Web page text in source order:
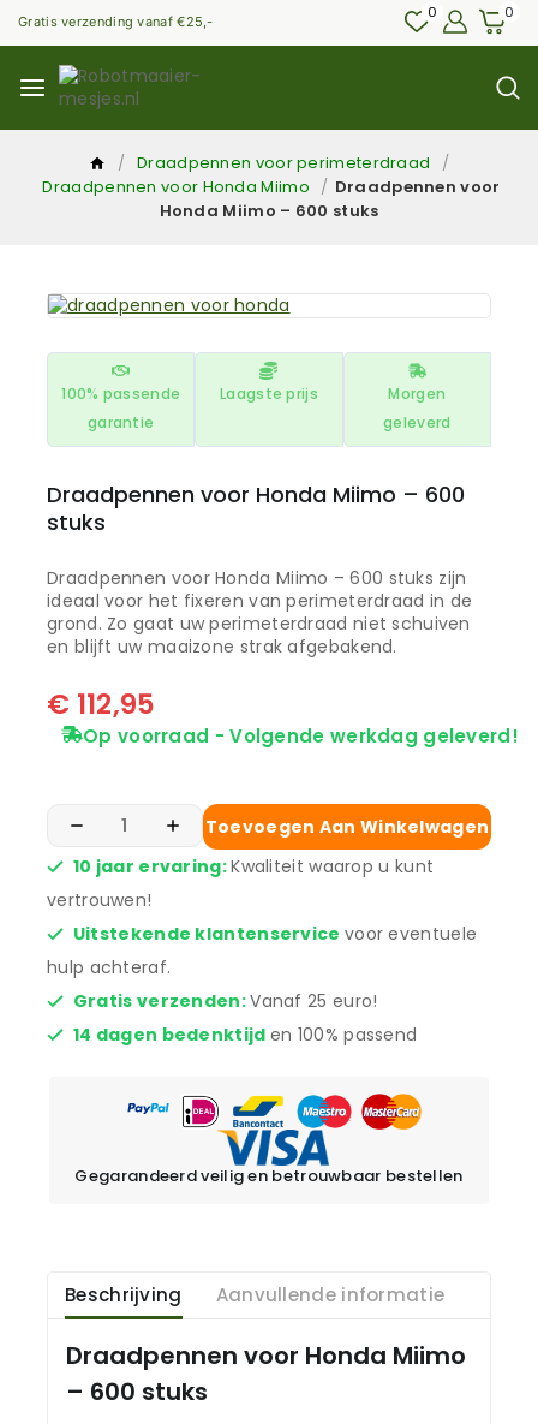
Gratis verzending vanaf €25,- 0 0
/ Draadpennen voor perimeterdraad
/
Draadpennen voor Honda Miimo / Draadpennen voor
Honda Miimo – 600 stuks
100% passende
garantie
Laagste prijs
Morgen
geleverd
Draadpennen voor Honda Miimo – 600
stuks
Draadpennen voor Honda Miimo – 600 stuks zijn
ideaal voor het fixeren van perimeterdraad in de
grond. Zo gaat uw perimeterdraad niet schuiven
en blijft uw maaizone strak afgebakend.
€ 112,95
Op voorraad - Volgende werkdag geleverd!
Toevoegen Aan Winkelwagen
10 jaar ervaring:Kwaliteit waarop u kunt
vertrouwen!
Uitstekende klantenservice voor eventuele
hulp achteraf.
Gratis verzenden:Vanaf 25 euro!
14 dagen bedenktijd en 100% passend
Gegarandeerd veilig en betrouwbaar bestellen
Beschrijving Aanvullende informatie
Draadpennen voor Honda Miimo
– 600 stuks